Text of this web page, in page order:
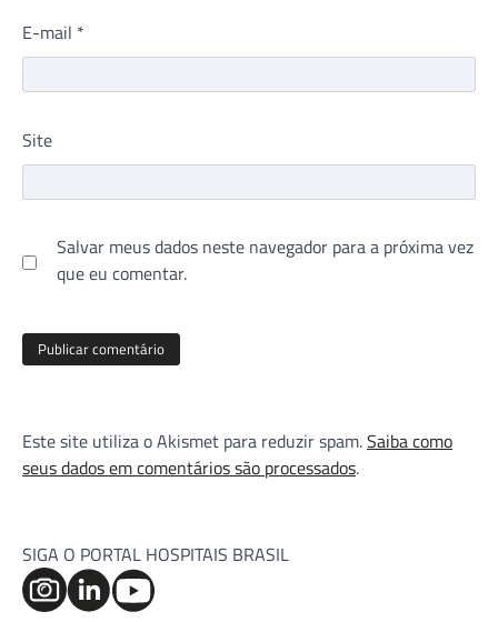
E-mail *
Site
Salvar meus dados neste navegador para a próxima vez
que eu comentar.
Este site utiliza o Akismet para reduzir spam.Saiba como
seus dados em comentários são processados.
SIGA O PORTAL HOSPITAIS BRASIL